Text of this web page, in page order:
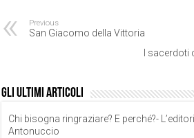
Previous
San Giacomo della Vittoria
I
Gli ultimi articoli
Chi bisogna ringraziare? E perché?-
Antonuccio